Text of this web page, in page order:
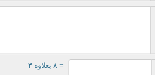
= ۸ بعلاوه ۳